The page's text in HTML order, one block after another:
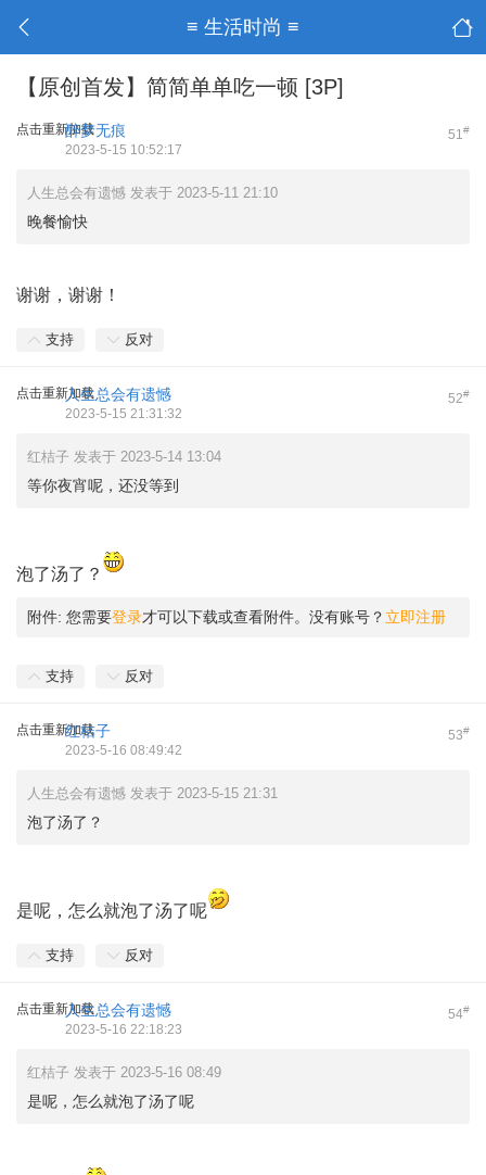
≡ 生活时尚 ≡
【原创首发】简简单单吃一顿 [3P]
点击重新加载 51#
醉梦无痕
2023-5-15 10:52:17
人生总会有遗憾 发表于 2023-5-11 21:10
晚餐愉快
谢谢，谢谢！
支持 反对
点击重新加载 52#
人生总会有遗憾
2023-5-15 21:31:32
红桔子 发表于 2023-5-14 13:04
等你夜宵呢，还没等到
泡了汤了？
附件: 您需要登录才可以下载或查看附件。没有账号？ 立即注册
支持 反对
点击重新加载 53#
红桔子
2023-5-16 08:49:42
人生总会有遗憾 发表于 2023-5-15 21:31
泡了汤了？
是呢，怎么就泡了汤了呢
支持 反对
点击重新加载 54#
人生总会有遗憾
2023-5-16 22:18:23
红桔子 发表于 2023-5-16 08:49
是呢，怎么就泡了汤了呢